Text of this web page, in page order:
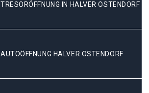
TRESORÖFFNUNG IN HALVER OSTENDORF
AUTOÖFFNUNG HALVER OSTENDORF